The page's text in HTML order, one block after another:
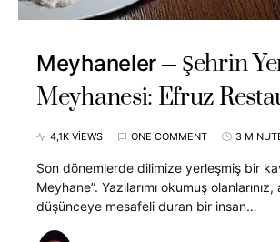
Meyhaneler
Şehrin
Meyhanesi: Efruz
4,1K VIEWS ONE COMMENT 3
Son dönemlerde dilimize yerleşmiş bir
Meyhane”. Yazılarımı okumuş olanlarınız,
düşünceye mesafeli duran bir insan…